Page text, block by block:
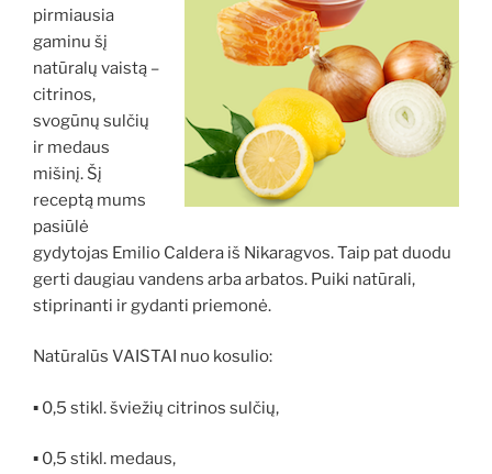
pirmiausia
gaminu šį
natūralų vaistą –
citrinos,
svogūnų sulčių
ir medaus
mišinį. Šį
receptą mums
pasiūlė
gydytojas Emilio Caldera iš Nikaragvos. Taip pat duodu
gerti daugiau vandens arba arbatos. Puiki natūrali,
stiprinanti ir gydanti priemonė.
Natūralūs VAISTAI nuo kosulio:
▪ 0,5 stikl. šviežių citrinos sulčių,
▪ 0,5 stikl. medaus,